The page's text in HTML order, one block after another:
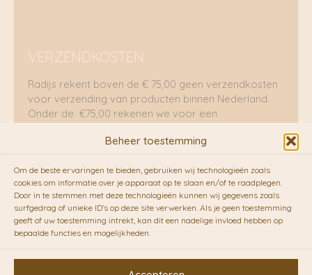
Beheer toestemming
Om de beste ervaringen te bieden, gebruiken wij technologieën zoals
cookies om informatie over je apparaat op te slaan en/of te raadplegen.
Door in te stemmen met deze technologieën kunnen wij gegevens zoals
surfgedrag of unieke ID's op deze site verwerken. Als je geen toestemming
geeft of uw toestemming intrekt, kan dit een nadelige invloed hebben op
bepaalde functies en mogelijkheden.
VERZENDKOSTEN
Radijs rekent boven de € 75,00 geen verzendkosten
voor verzending van producten binnen Nederland.
Onder de €75,00 rekenen we voor een
RADIJS werkt samen met de duurzame bezorgdienst
vanFietskoeriers.nl. Pakketten (mits voorradig) voor
10.00 uur besteld op een doordeweekse dag,
bezorgen zij soms nog op dezelfde dag in de
avonduren! Brievenbuspakjes de volgende dag. En
waar mogelijk ook echt op de fiets!!